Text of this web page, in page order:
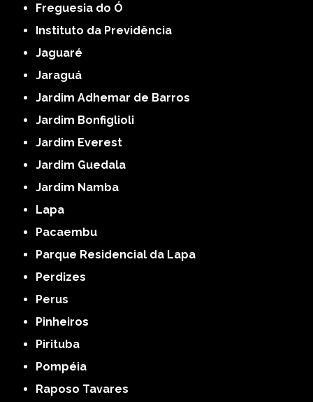
Freguesia do Ó
Instituto da Previdência
Jaguaré
Jaraguá
Jardim Adhemar de Barros
Jardim Bonfiglioli
Jardim Everest
Jardim Guedala
Jardim Namba
Lapa
Pacaembu
Parque Residencial da Lapa
Perdizes
Perus
Pinheiros
Pirituba
Pompéia
Raposo Tavares